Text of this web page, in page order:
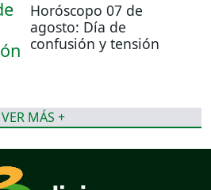
Horóscopo 07 de
agosto: Día de
confusión y tensión
VER MÁS +